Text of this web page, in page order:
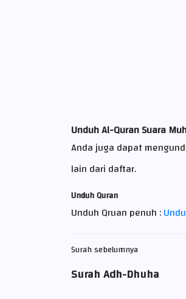
Unduh Al-Quran Suara
Anda juga dapat
lain dari daftar.
Unduh Quran
Unduh Qruan penuh :
Surah sebelumnya
Surah Adh-Dhuha